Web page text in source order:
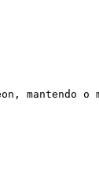
mantendo o